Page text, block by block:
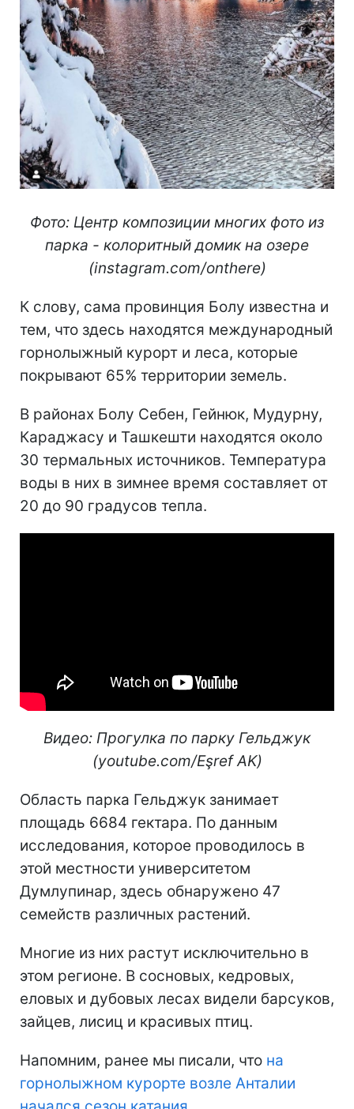
Фото: Центр композиции многих фото из
парка - колоритный домик на озере
(instagram.com/onthere)
К слову, сама провинция Болу известна и
тем, что здесь находятся международный
горнолыжный курорт и леса, которые
покрывают 65% территории земель.
В районах Болу Себен, Гейнюк, Мудурну,
Караджасу и Ташкешти находятся около
30 термальных источников. Температура
воды в них в зимнее время составляет от
20 до 90 градусов тепла.
Видео: Прогулка по парку Гельджук
(youtube.com/Eşref AK)
Область парка Гельджук занимает
площадь 6684 гектара. По данным
исследования, которое проводилось в
этой местности университетом
Думлупинар, здесь обнаружено 47
семейств различных растений.
Многие из них растут исключительно в
этом регионе. В сосновых, кедровых,
еловых и дубовых лесах видели барсуков,
зайцев, лисиц и красивых птиц.
Напомним, ранее мы писали, что на
горнолыжном курорте возле Анталии